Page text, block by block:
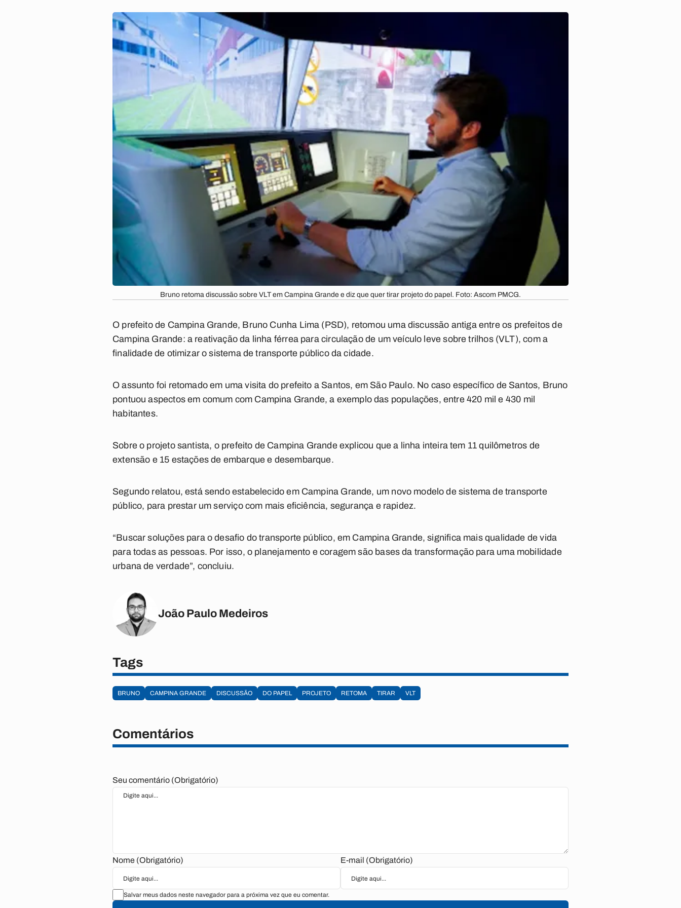
Bruno retoma discussão sobre VLT em Campina Grande e diz que quer tirar projeto do papel. Foto: Ascom PMCG.
O prefeito de Campina Grande, Bruno Cunha Lima (PSD), retomou uma discussão antiga entre os prefeitos de
Campina Grande: a reativação da linha férrea para circulação de um veículo leve sobre trilhos (VLT), com a
finalidade de otimizar o sistema de transporte público da cidade.
O assunto foi retomado em uma visita do prefeito a Santos, em São Paulo. No caso específico de Santos, Bruno
pontuou aspectos em comum com Campina Grande, a exemplo das populações, entre 420 mil e 430 mil
habitantes.
Sobre o projeto santista, o prefeito de Campina Grande explicou que a linha inteira tem 11 quilômetros de
extensão e 15 estações de embarque e desembarque.
Segundo relatou, está sendo estabelecido em Campina Grande, um novo modelo de sistema de transporte
público, para prestar um serviço com mais eficiência, segurança e rapidez.
“Buscar soluções para o desafio do transporte público, em Campina Grande, significa mais qualidade de vida
para todas as pessoas. Por isso, o planejamento e coragem são bases da transformação para uma mobilidade
urbana de verdade”, concluiu.
João Paulo Medeiros
Tags
BRUNO CAMPINA GRANDE DISCUSSÃO DO PAPEL PROJETO RETOMA TIRAR VLT
Comentários
Seu comentário (Obrigatório)
Nome (Obrigatório) E-mail (Obrigatório)
Salvar meus dados neste navegador para a próxima vez que eu comentar.